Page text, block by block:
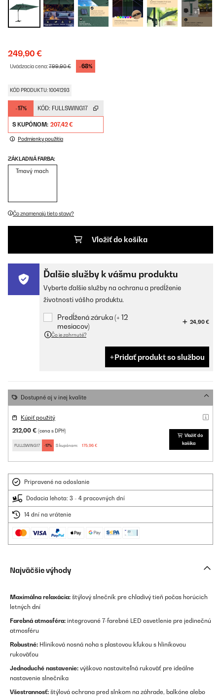
+1
249,90 €
Uvádzacia cena:799,90 € -68%
KÓD PRODUKTU: 10041293
-17% KÓD: FULLSWING17
S KUPÓNOM: 207,42 €
Podmienky použitia
ZÁKLADNÁ FARBA:
Tmavý mach
Čo znamenajú tieto stavy?
Vložiť do košíka
Ďalšie služby k vášmu produktu
Vyberte ďalšie služby na ochranu a predĺženie
životnosti vášho produktu.
Predĺžená záruka (+ 12
mesiacov)
24,90 €
Čo je zahrnuté?
Pridať produkt so službou
Dostupné aj v inej kvalite
Kúpiť použitý
212,00 € (cena s DPH)
FULLSWING17 -17% S kupónom: 175,96 €
Vložiť do
košíka
Pripravené na odoslanie
Dodacia lehota: 3 - 4 pracovných dní
14 dní na vrátenie
Najväčšie výhody
Maximálna relaxácia: štýlový slnečník pre chladivý tieň počas horúcich
letných dní
Farebná atmosféra: integrované 7-farebné LED osvetlenie pre jedinečnú
atmosféru
Robustné: Hliníková nosná noha s plastovou kľukou s hliníkovou
rukoväťou
Jednoduché nastavenie: výškovo nastaviteľná rukoväť pre ideálne
nastavenie slnečníka
Všestrannosť: štýlová ochrana pred slnkom na záhrade, balkóne alebo